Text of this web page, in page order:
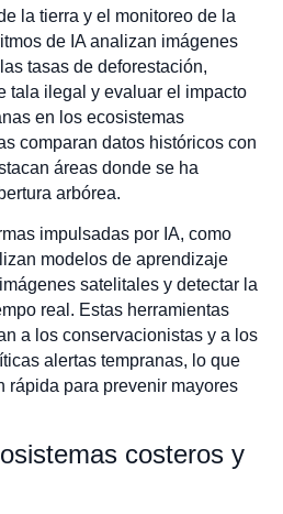
la tierra y el monitoreo de la
de IA analizan imágenes
tasas de deforestación,
tala ilegal y evaluar el impacto
en los ecosistemas
comparan datos históricos con
áreas donde se ha
arbórea.
impulsadas por IA, como
modelos de aprendizaje
satelitales y detectar la
real. Estas herramientas
a los conservacionistas y a los
alertas tempranas, lo que
rápida para prevenir mayores
costeros y